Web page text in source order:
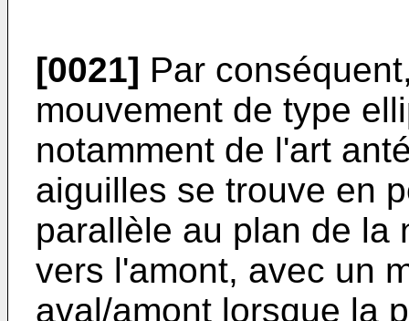
[0021] Par
mouvement de type
notamment de l'art
aiguilles se trouve en
parallèle au plan de la
vers l'amont, avec un
aval/amont lorsque la